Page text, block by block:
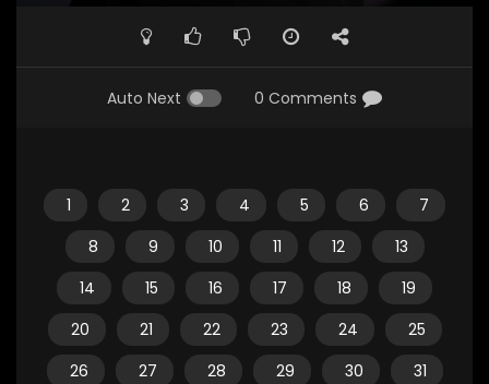
Auto Next 0 Comments
1 2 3 4 5 6
7
8
9 10 11 12
13
14
15 16 17 18
19
20
21 22 23 24
25
26
27 28 29 30
31